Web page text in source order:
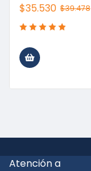
$39.478
$35.530
Atención a